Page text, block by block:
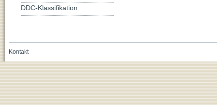
DDC-Klassifikation
Kontakt